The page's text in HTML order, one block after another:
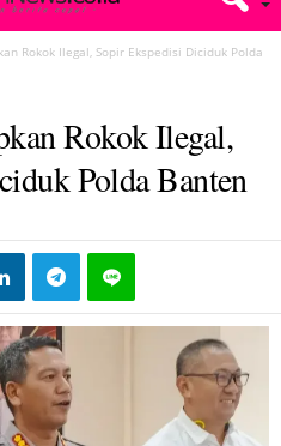
Rokok Ilegal, Sopir Ekspedisi Diciduk Polda
Rokok Ilegal,
Polda Banten